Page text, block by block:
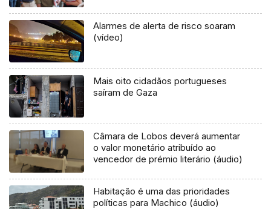
Alarmes de alerta de risco soaram
(vídeo)
Mais oito cidadãos portugueses
saíram de Gaza
Câmara de Lobos deverá aumentar
o valor monetário atribuído ao
vencedor de prémio literário (áudio)
Habitação é uma das prioridades
políticas para Machico (áudio)